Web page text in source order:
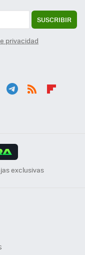
SUSCRIBIR
privacidad
exclusivas